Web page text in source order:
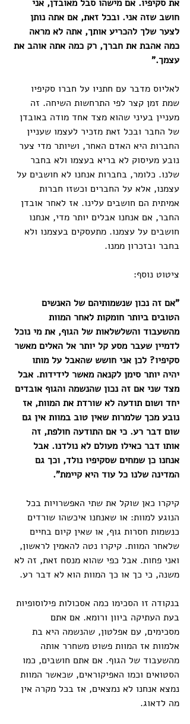
את סקיפיו. אם מישהו סבל מאובדן, אני
חושב שזה אני. ובכל זאת, אם אתה נותן
לצער שלך להכריע אותך, אתה לא מראה
כמה אהבת את חברך, רק כמה אתה אוהב את
עצמך."
לאליוס מדבר עם חתניו על חברו סקיפיו
שמת זמן קצר לפי התרחשות השיחה. זה
מעניין בעיני שהוא מצד אחד מודה באובדן
של החבר ובכל זאת מזכיר לעצמו שעניין
החברות היא האדם האחר, ושיותר מדי צער
נובע מעיסוק לא בריא בעצמו ולא בחבר
שלנו. כלומר, בחברות אנחנו לא חושבים על
עצמנו, אלא על החברים וכשזו חברות
אמיתית הם חושבים עלינו. אז לאחר אובדן
החבר, אם אנחנו אבלים יותר מדי, אנחנו
חושבים על עצמנו. מתעסקים בעצמנו ולא
בחבר ובזכרון ממנו.
ציטוט נוסף:
"אם זה נכון שנשמותיהם של האנשים
הטובים ביותר חומקות לאחר המוות
מהשעבוד והשלשלאות של הגוף, את מי נוכל
לדמיין שעבר מסע קל יותר אל האלים מאשר
סקיפיו? לכן אני חושש שהאבל על מותו
יהיה יותר סימן לקנאה מאשר לידידות. אבל
מצד שני אם זה נכון שהנשמה והגוף אובדים
יחד ושום תודעה לא שורדת את המוות, אז
נובע מכך שלמרות שאין טוב במוות אין גם
שום דבר רע. כי אם התודעה חולפת, זה
אותו דבר כאילו מעולם לא נולדנו. אבל
אנחנו כן שמחים שסקיפיו נולד, וכך גם
המדינה שלנו כל עוד היא קיימת".
קיקרו כאן שוקל את שתי האפשרויות בכל
הנוגע למוות: או שאנחנו איכשהו שורדים
כנשמות חסרות גוף, או שאין קיום בחיים
שלאחר המוות. קיקרו נטה להאמין לראשון,
ואני פחות. אבל כפי שהוא מנסח זאת, זה לא
משנה, כי כך או כך המוות הוא לא דבר רע.
בנקודה זו הסכימו כמה אסכולות פילוסופיות
בעת העתיקה ביוון ורומא. אם אתם
מסכימים, עם אפלטון, שהנשמה היא בת
אלמוות אז המוות פשוט משחרר אותה
מהשעבוד של הגוף. אם אתם חושבים, כמו
הסטואים וכמו האפיקוראים, שכאשר המוות
נמצא אנחנו לא נמצאים, אז בכל מקרה אין
מה לדאוג.